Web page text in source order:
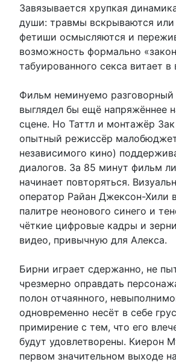
Завязывается хрупкая
души: травмы вскрываются
фетиши осмысляются и
возможность формально
табуированного секса витает в
Фильм неминуемо
выглядел бы ещё напряжённее
сцене. Но Таттл и монтажёр
опытный режиссёр
независимого кино)
диалогов. За 85 минут фильм
начинает повторяться.
оператор Райан Джексон-Хили
палитре неонового синего и
чёткие цифровые кадры и
видео, привычную для Алекса.
Бирни играет сдержанно, не
чрезмерно оправдать
полон отчаянного,
одновременно несёт в себе
примирение с тем, что его
будут удовлетворены. Киерон
первом значительном выходе